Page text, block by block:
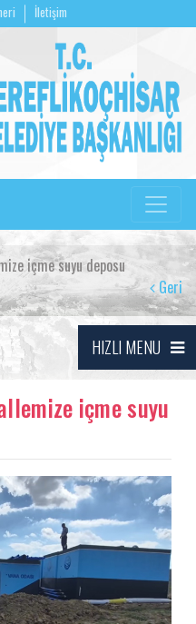
İletişim
içme suyu deposu
Geri
HIZLI MENU
içme suyu